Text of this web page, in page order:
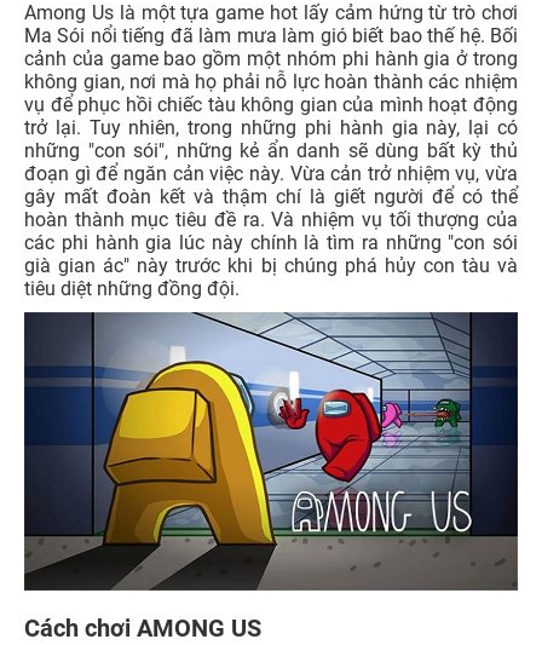
Among Us là một tựa game hot lấy cảm hứng từ trò chơi
Ma Sói nổi tiếng đã làm mưa làm gió biết bao thế hệ. Bối
cảnh của game bao gồm một nhóm phi hành gia ở trong
không gian, nơi mà họ phải nỗ lực hoàn thành các nhiệm
vụ để phục hồi chiếc tàu không gian của mình hoạt động
trở lại. Tuy nhiên, trong những phi hành gia này, lại có
những "con sói", những kẻ ẩn danh sẽ dùng bất kỳ thủ
đoạn gì để ngăn cản việc này. Vừa cản trở nhiệm vụ, vừa
gây mất đoàn kết và thậm chí là giết người để có thể
hoàn thành mục tiêu đề ra. Và nhiệm vụ tối thượng của
các phi hành gia lúc này chính là tìm ra những "con sói
già gian ác" này trước khi bị chúng phá hủy con tàu và
tiêu diệt những đồng đội.
Cách chơi AMONG US